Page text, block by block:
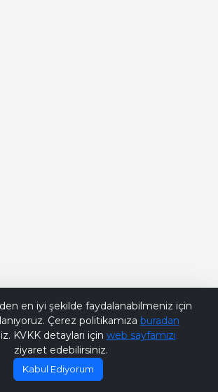
en iyi şekilde faydalanabilmeniz için
Çerez politikamıza buradan
KVKK detayları için web sayfamızı
ziyaret edebilirsiniz.
Kabul Ediyorum
Bana Soru Sor | Ask Me